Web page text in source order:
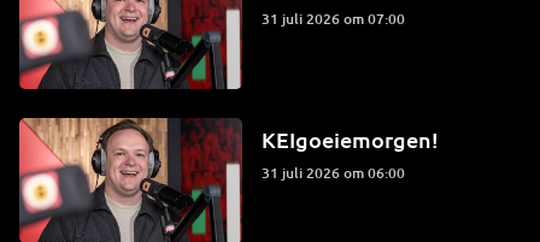
31 juli 2026 om 07:00
KEIgoeiemorgen!
31 juli 2026 om 06:00